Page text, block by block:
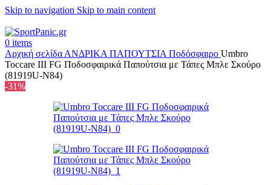
Skip to navigation Skip to main content
0 items
Αρχική σελίδα ΑΝΔΡΙΚΑ ΠΑΠΟΥΤΣΙΑ Ποδόσφαιρο Umbro
Toccare III FG Ποδοσφαιρικά Παπούτσια με Τάπες Μπλε Σκούρο
(81919U-N84)
-31%